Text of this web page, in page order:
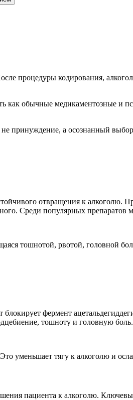
процедуры кодирования,
как обычные медикаментозные и
принуждение, а осознанный
отвращения к алкоголю.
Среди популярных препаратов
тошнотой, рвотой, головной
фермент
тошноту и головную боль.
уменьшает тягу к алкоголю и
пациента к алкоголю.